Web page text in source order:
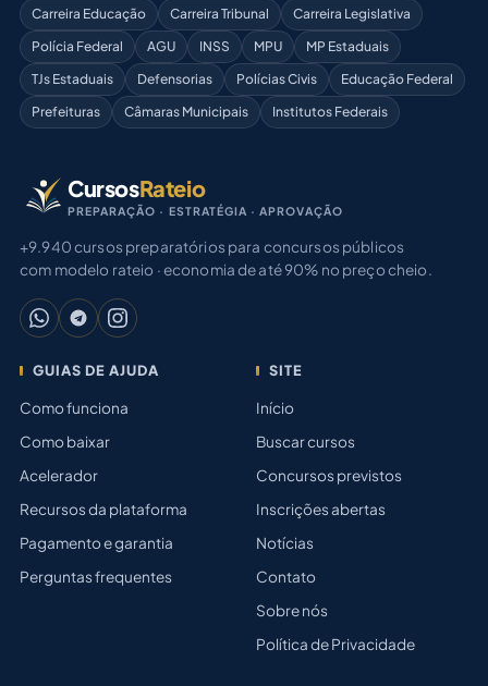
Carreira Educação
Carreira Tribunal
Carreira Legislativa
Polícia Federal
AGU INSS MPU
MP Estaduais
TJs Estaduais
Defensorias Polícias Civis
Educação Federal
Prefeituras
Câmaras Municipais Institutos Federais
CursosRateio
PREPARAÇÃO · ESTRATÉGIA · APROVAÇÃO
+9.940 cursos preparatórios para concursos públicos
com modelo rateio · economia de até 90% no preço cheio.
GUIAS DE AJUDA
Como funciona
Como baixar
Acelerador
Recursos da plataforma
Pagamento e garantia
Perguntas frequentes
SITE
Início
Buscar cursos
Concursos previstos
Inscrições abertas
Notícias
Contato
Sobre nós
Política de Privacidade